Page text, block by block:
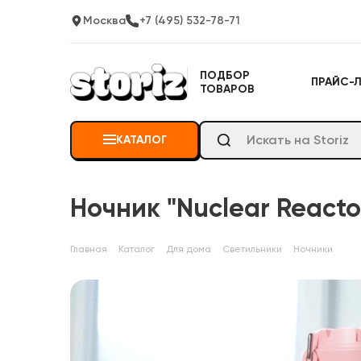
Москва +7 (495) 532-78-71
ПОДБОР
ТОВАРОВ
ПРАЙС-
КАТАЛОГ
Ночник "Nuclear
Главная Каталог Для дома Светильники Ночники